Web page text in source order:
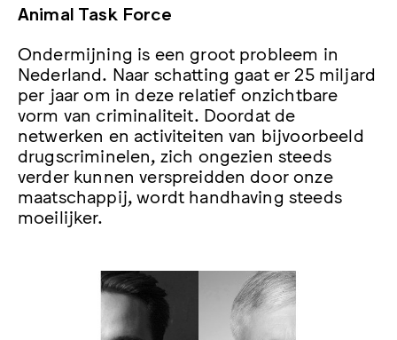
Animal Task Force
Ondermijning is een groot probleem in
Nederland. Naar schatting gaat er 25 miljard
per jaar om in deze relatief onzichtbare
vorm van criminaliteit. Doordat de
netwerken en activiteiten van bijvoorbeeld
drugscriminelen, zich ongezien steeds
verder kunnen verspreidden door onze
maatschappij, wordt handhaving steeds
moeilijker.